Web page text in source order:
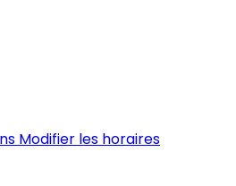
Modifier les horaires